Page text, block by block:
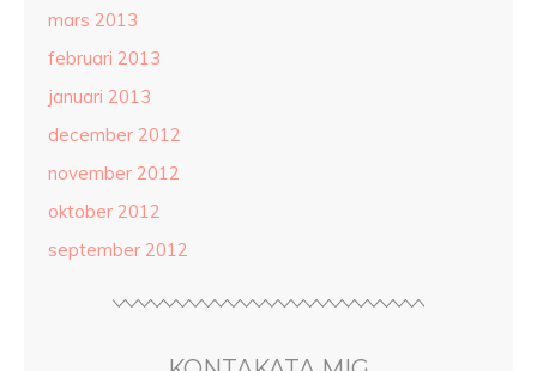
mars 2013
februari 2013
januari 2013
december 2012
november 2012
oktober 2012
september 2012